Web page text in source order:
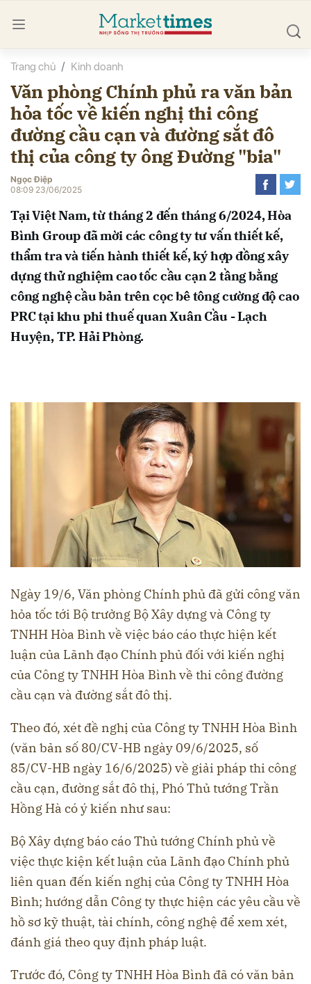
Trang chủ Kinh doanh
Văn phòng Chính phủ ra văn bản
hỏa tốc về kiến nghị thi công
đường cầu cạn và đường sắt đô
thị của công ty ông Đường "bia"
Ngọc Điệp
08:09 23/06/2025
Tại Việt Nam, từ tháng 2 đến tháng 6/2024, Hòa
Bình Group đã mời các công ty tư vấn thiết kế,
thẩm tra và tiến hành thiết kế, ký hợp đồng xây
dựng thử nghiệm cao tốc cầu cạn 2 tầng bằng
công nghệ cầu bản trên cọc bê tông cường độ cao
PRC tại khu phi thuế quan Xuân Cầu - Lạch
Huyện, TP. Hải Phòng.
Ngày 19/6, Văn phòng Chính phủ đã gửi công văn
hỏa tốc tới Bộ trưởng Bộ Xây dựng và Công ty
TNHH Hòa Bình về việc báo cáo thực hiện kết
luận của Lãnh đạo Chính phủ đối với kiến nghị
của Công ty TNHH Hòa Bình về thi công đường
cầu cạn và đường sắt đô thị.
Theo đó, xét đề nghị của Công ty TNHH Hòa Bình
(văn bản số 80/CV-HB ngày 09/6/2025, số
85/CV-HB ngày 16/6/2025) về giải pháp thi công
cầu cạn, đường sắt đô thị, Phó Thủ tướng Trần
Hồng Hà có ý kiến như sau:
Bộ Xây dựng báo cáo Thủ tướng Chính phủ về
việc thực kiện kết luận của Lãnh đạo Chính phủ
liên quan đến kiến nghị của Công ty TNHH Hòa
Bình; hướng dẫn Công ty thực hiện các yêu cầu về
hồ sơ kỹ thuật, tài chính, công nghệ để xem xét,
đánh giá theo quy định pháp luật.
Trước đó, Công ty TNHH Hòa Bình đã có văn bản
luận